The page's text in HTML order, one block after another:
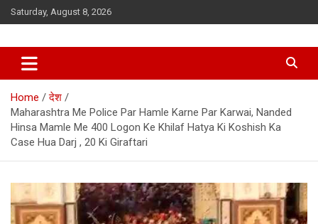
Skip
to
Saturday, August 8, 2026
Home
देश
Maharashtra Me Police Par Hamle Karne Par Karwai, Nanded
Hinsa Mamle Me 400 Logon Ke Khilaf Hatya Ki Koshish Ka
Case Hua Darj , 20 Ki Giraftari